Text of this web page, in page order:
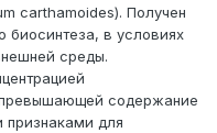
carthamoides). Получен
биосинтеза, в условиях
среды.
превышающей содержание
признаками для